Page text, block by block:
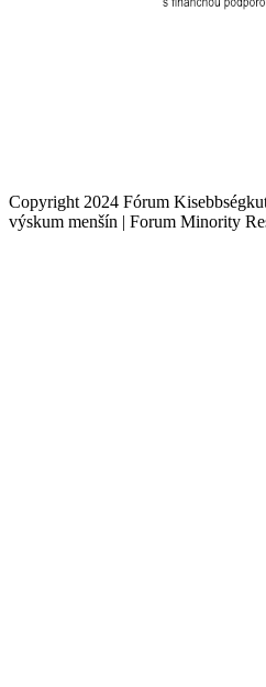
Copyright 2024 Fórum
výskum menšín | Forum Minority